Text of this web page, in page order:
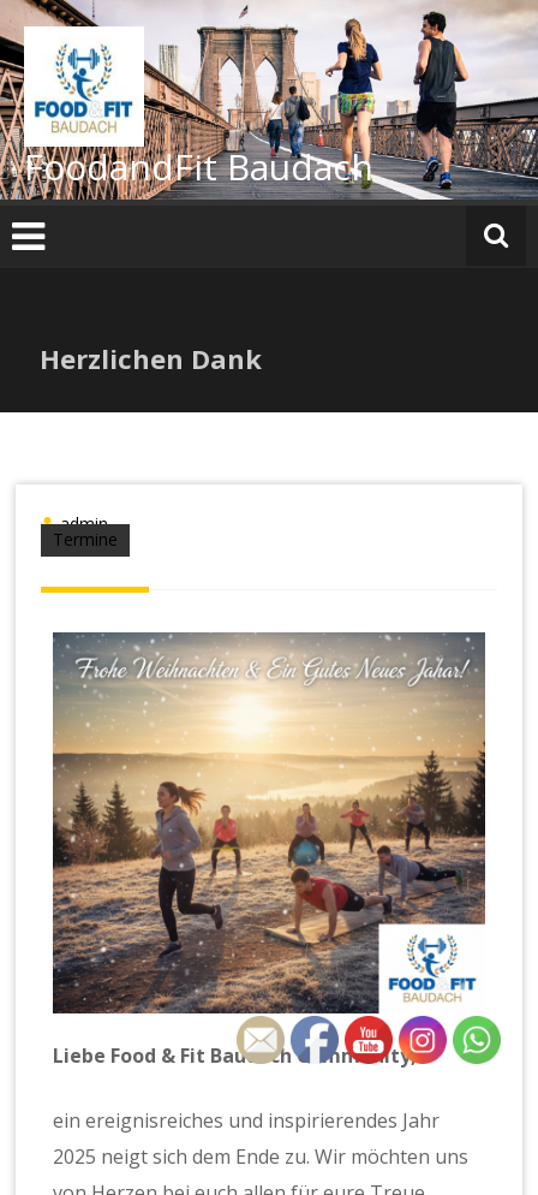
FoodandFit Baudach
Herzlichen Dank
Termine
admin
Liebe Food & Fit Baudach Community,
ein ereignisreiches und inspirierendes Jahr
2025 neigt sich dem Ende zu. Wir möchten uns